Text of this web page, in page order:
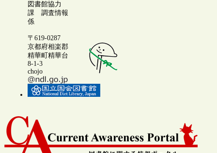
図書館協力
課 調査情報
係
〒619-0287
京都府相楽郡
精華町精華台
8-1-3
chojo